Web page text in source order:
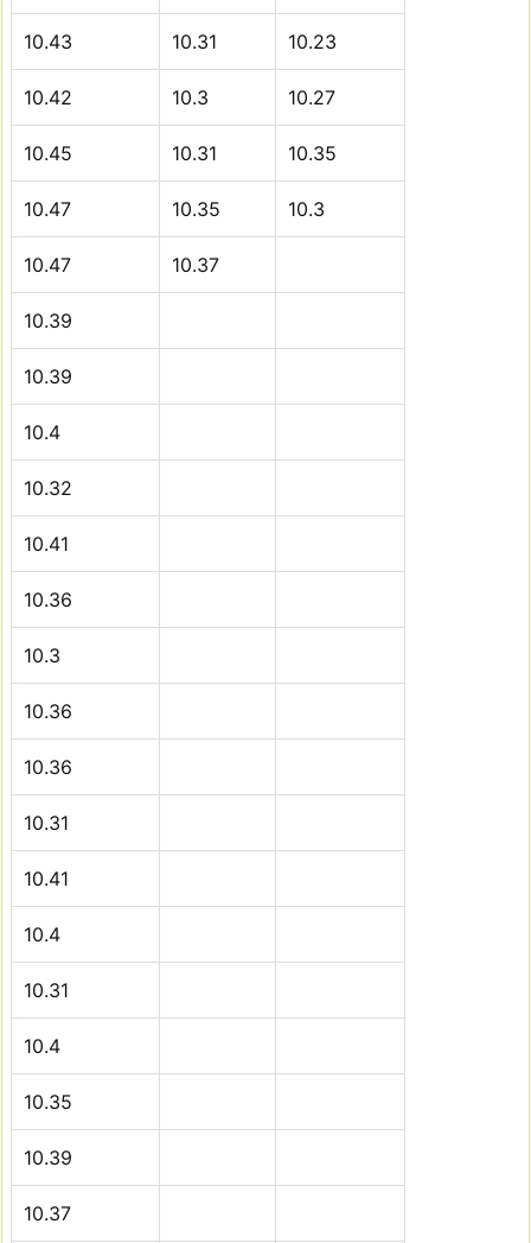
10.43 10.31 10.23
10.42 10.3 10.27
10.45 10.31 10.35
10.47 10.35 10.3
10.47 10.37
10.39
10.39
10.4
10.32
10.41
10.36
10.3
10.36
10.36
10.31
10.41
10.4
10.31
10.4
10.35
10.39
10.37